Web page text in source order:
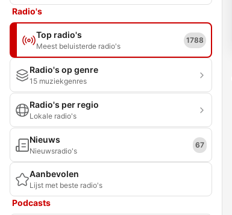
Radio's
Top radio's
Meest beluisterde radio's
1788
Radio's op genre
15 muziekgenres
Radio's per regio
Lokale radio's
Nieuws
Nieuwsradio's
67
Aanbevolen
Lijst met beste radio's
Podcasts